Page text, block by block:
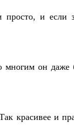
и если
многим он
красивее и